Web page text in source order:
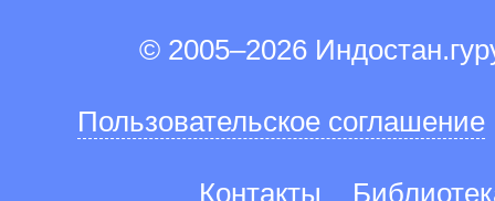
© 2005–2026
Пользовательское соглашение
Контакты